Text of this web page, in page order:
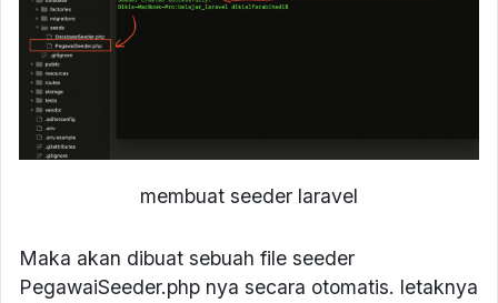
membuat seeder laravel
Maka akan dibuat sebuah file seeder
PegawaiSeeder.php nya secara otomatis. letaknya